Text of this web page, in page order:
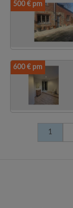
500 € pm
600 € pm
1